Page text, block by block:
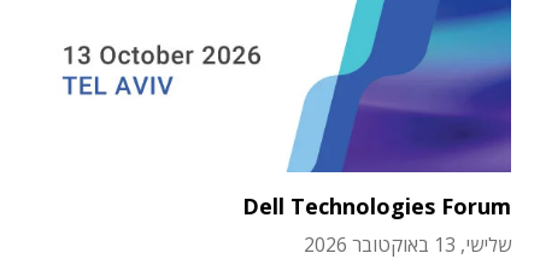
Dell Technologies Forum
שלישי, 13 באוקטובר 2026